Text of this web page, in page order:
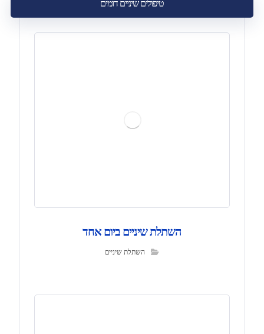
טיפולים שיניים דומים
השתלת שיניים ביום אחד
השתלת שיניים